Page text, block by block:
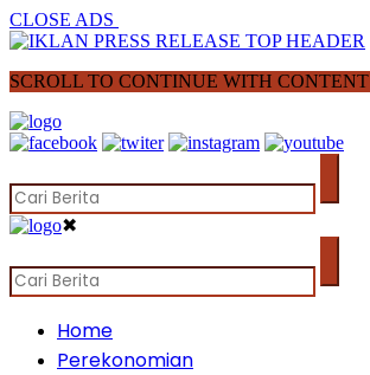
CLOSE ADS
SCROLL TO CONTINUE WITH CONTENT
✖
Home
Perekonomian